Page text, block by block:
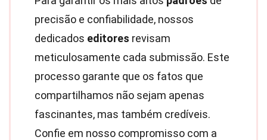
precisão e confiabilidade, nossos
dedicados editores revisam
meticulosamente cada submissão. Este
processo garante que os fatos que
compartilhamos não sejam apenas
fascinantes, mas também credíveis.
Confie em nosso compromisso com a